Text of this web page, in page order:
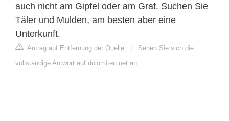
auch nicht am Gipfel oder am Grat. Suchen Sie
Täler und Mulden, am besten aber eine
Unterkunft.
Antrag auf Entfernung der Quelle | Sehen Sie sich die
vollständige Antwort auf dolomiten.net an